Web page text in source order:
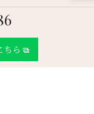
ちら
RIGHTS RESERVED.